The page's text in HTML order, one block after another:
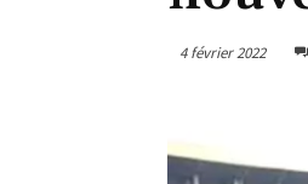
4 février 2022